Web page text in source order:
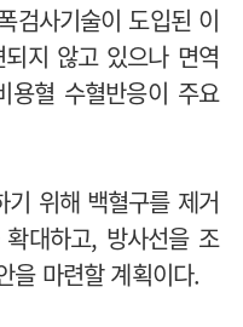
검사기술이 도입된 이
지 않고 있으나 면역
용혈 수혈반응이 주요
기 위해 백혈구를 제거
대하고, 방사선을 조
을 마련할 계획이다.